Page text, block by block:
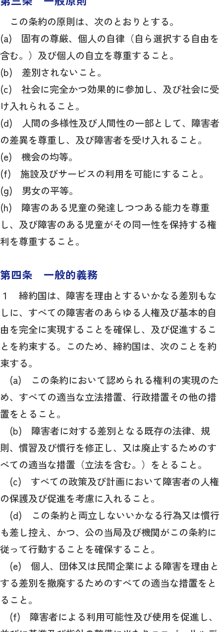
この条約の原則は、次のとおりとする。
(a) 固有の尊厳、個人の自律（自ら選択する自由を
含む。）及び個人の自立を尊重すること。
(b) 差別されないこと。
(c) 社会に完全かつ効果的に参加し、及び社会に受
け入れられること。
(d) 人間の多様性及び人間性の一部として、障害者
の差異を尊重し、及び障害者を受け入れること。
(e) 機会の均等。
(f) 施設及びサービスの利用を可能にすること。
(g) 男女の平等。
(h) 障害のある児童の発達しつつある能力を尊重
し、及び障害のある児童がその同一性を保持する権
利を尊重すること。
第四条 一般的義務
１ 締約国は、障害を理由とするいかなる差別もな
しに、すべての障害者のあらゆる人権及び基本的自
由を完全に実現することを確保し、及び促進するこ
とを約束する。このため、締約国は、次のことを約
束する。
(a) この条約において認められる権利の実現のた
め、すべての適当な立法措置、行政措置その他の措
置をとること。
(b) 障害者に対する差別となる既存の法律、規
則、慣習及び慣行を修正し、又は廃止するためのす
べての適当な措置（立法を含む。）をとること。
(c) すべての政策及び計画において障害者の人権
の保護及び促進を考慮に入れること。
(d) この条約と両立しないいかなる行為又は慣行
も差し控え、かつ、公の当局及び機関がこの条約に
従って行動することを確保すること。
(e) 個人、団体又は民間企業による障害を理由と
する差別を撤廃するためのすべての適当な措置をと
ること。
(f) 障害者による利用可能性及び使用を促進し、